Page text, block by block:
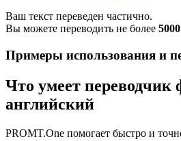
Ваш текст переведен частично.
Вы можете переводить не более 5000
Примеры использования и
Что умеет
английский
PROMT.One помогает быстро и